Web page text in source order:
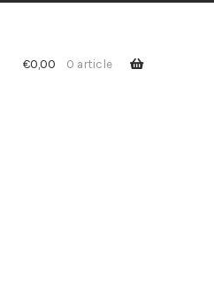
€0,00 0 article